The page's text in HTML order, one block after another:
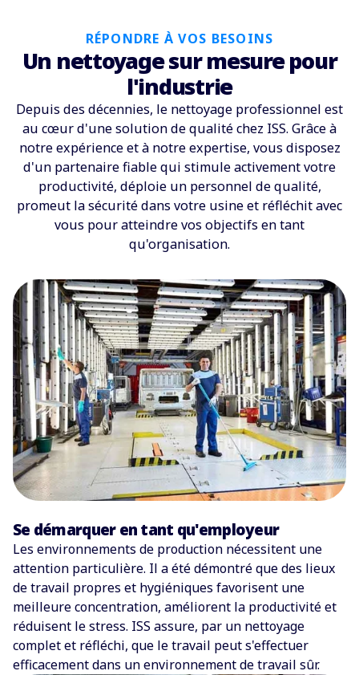
RÉPONDRE À VOS BESOINS
Un nettoyage sur mesure pour
l'industrie
Depuis des décennies, le nettoyage professionnel est
au cœur d'une solution de qualité chez ISS. Grâce à
notre expérience et à notre expertise, vous disposez
d'un partenaire fiable qui stimule activement votre
productivité, déploie un personnel de qualité,
promeut la sécurité dans votre usine et réfléchit avec
vous pour atteindre vos objectifs en tant
qu'organisation.
Se démarquer en tant qu'employeur
Les environnements de production nécessitent une
attention particulière. Il a été démontré que des lieux
de travail propres et hygiéniques favorisent une
meilleure concentration, améliorent la productivité et
réduisent le stress. ISS assure, par un nettoyage
complet et réfléchi, que le travail peut s'effectuer
efficacement dans un environnement de travail sûr.